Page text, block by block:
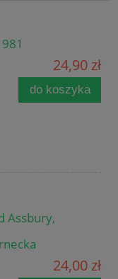
24,90 zł
do koszyka
Assbury,
24,00 zł